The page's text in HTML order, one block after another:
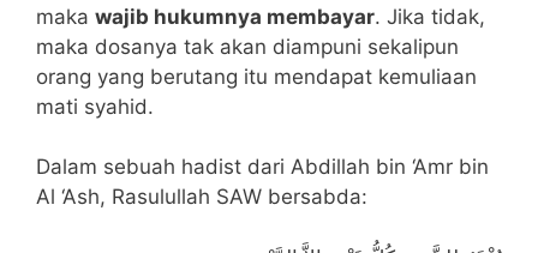
maka wajib hukumnya membayar. Jika tidak,
maka dosanya tak akan diampuni sekalipun
orang yang berutang itu mendapat kemuliaan
mati syahid.
Dalam sebuah hadist dari Abdillah bin ‘Amr bin
Al ‘Ash, Rasulullah SAW bersabda: